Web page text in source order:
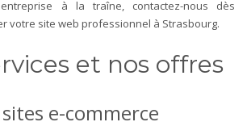
à la traîne, contactez-nous dès
votre site web professionnel à Strasbourg.
et nos offres
e-commerce